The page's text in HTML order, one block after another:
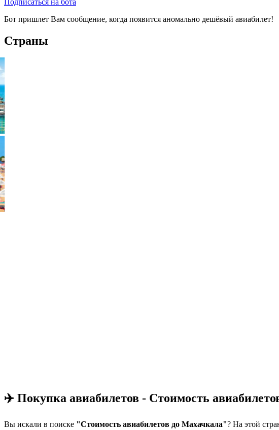
Бот пришлет Вам сообщение, когда появится аномально дешёвый авиабилет!
Страны
✈️ Покупка авиабилетов - Стоимость
Вы искали в поиске "Стоимость авиабилетов до Махачкала"? На этой